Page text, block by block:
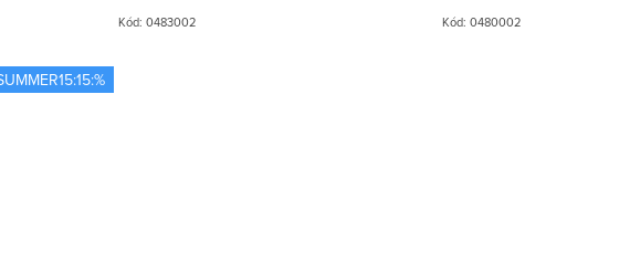
Kód: 0483002 Kód: 0480002